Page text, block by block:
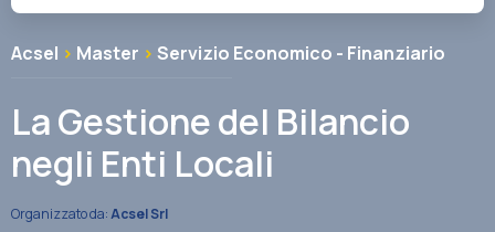
Acsel > Master > Servizio Economico - Finanziario
La Gestione del Bilancio
negli Enti Locali
Organizzato da:Acsel Srl